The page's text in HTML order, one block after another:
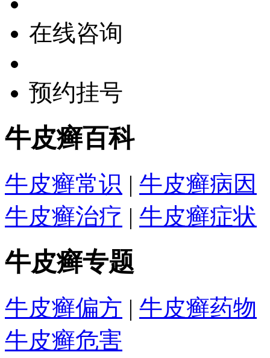
在线咨询
预约挂号
牛皮癣百科
牛皮癣常识 | 牛皮癣病因
牛皮癣治疗 | 牛皮癣症状
牛皮癣专题
牛皮癣偏方 | 牛皮癣药物
牛皮癣危害